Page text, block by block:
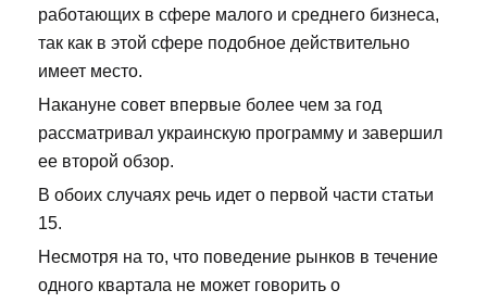
работающих в сфере малого и среднего бизнеса,
так как в этой сфере подобное действительно
имеет место.
Накануне совет впервые более чем за год
рассматривал украинскую программу и завершил
ее второй обзор.
В обоих случаях речь идет о первой части статьи
15.
Несмотря на то, что поведение рынков в течение
одного квартала не может говорить о